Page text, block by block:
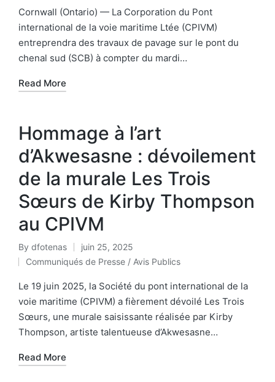
Cornwall (Ontario) — La Corporation du Pont
international de la voie maritime Ltée (CPIVM)
entreprendra des travaux de pavage sur le pont du
chenal sud (SCB) à compter du mardi…
Read More
Hommage à l’art
d’Akwesasne : dévoilement
de la murale Les Trois
Sœurs de Kirby Thompson
au CPIVM
By dfotenas
juin 25, 2025
Communiqués de Presse / Avis Publics
Le 19 juin 2025, la Société du pont international de la
voie maritime (CPIVM) a fièrement dévoilé Les Trois
Sœurs, une murale saisissante réalisée par Kirby
Thompson, artiste talentueuse d’Akwesasne…
Read More